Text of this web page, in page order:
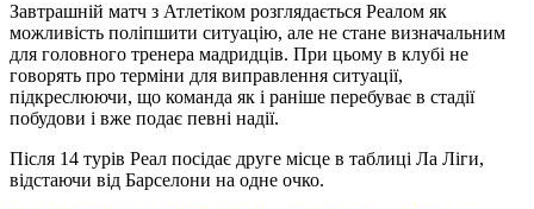
Завтрашній матч з Атлетіком розглядається Реалом як
можливість поліпшити ситуацію, але не стане визначальним
для головного тренера мадридців. При цьому в клубі не
говорять про терміни для виправлення ситуації,
підкреслюючи, що команда як і раніше перебуває в стадії
побудови і вже подає певні надії.
Після 14 турів Реал посідає друге місце в таблиці Ла Ліги,
відстаючи від Барселони на одне очко.